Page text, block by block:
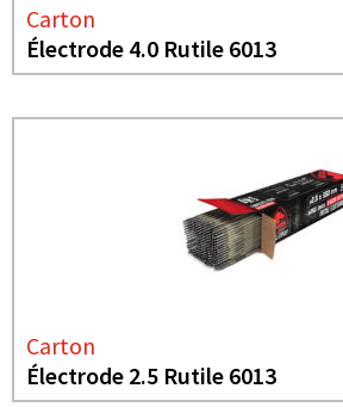
Carton
Électrode 4.0 Rutile 6013
Carton
Électrode 2.5 Rutile 6013